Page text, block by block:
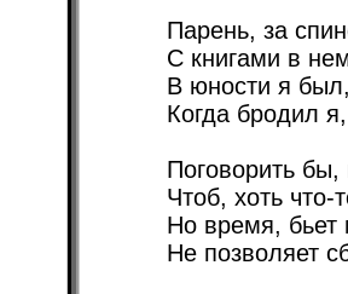
Парень, за
С книгами в
В юности я
Когда бродил
Поговорить
Чтоб, хоть что-
Но время, бьет
Не позволяет